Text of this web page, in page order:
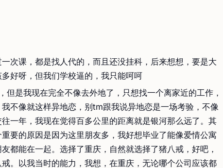
次课，都是找人代的，而且还没挂科，后来想想，要是大
好呀，但我们学校逼的，我只能呵呵
但是我现在完全不像去外地了，只想找一个离家近的工作，
不像就这样异地恋，别tm跟我说异地恋是一场考验，不像
一年，我现在觉得百多公里的距离就是银河那么远了。其
要的原因是因为这里朋友多，我好想毕业了能像爱情公寓
都能在一起。选择了重庆，自然就选择了猪八戒，好吧，
。以我当时的能力，我想，在重庆，无论哪个公司应该都